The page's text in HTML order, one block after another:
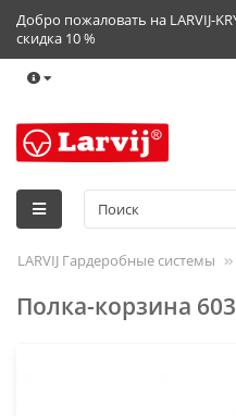
Добро пожаловать на LARVIJ-
скидка 10 %
LARVIJ Гардеробные системы
Полка-корзина